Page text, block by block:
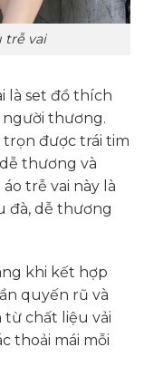
trễ vai
là set đồ thích
thương.
trọn được trái tim
thương và
trễ vai này là
đà, dễ thương
khi kết hợp
quyến rũ và
từ chất liệu vải
thoải mái mỗi